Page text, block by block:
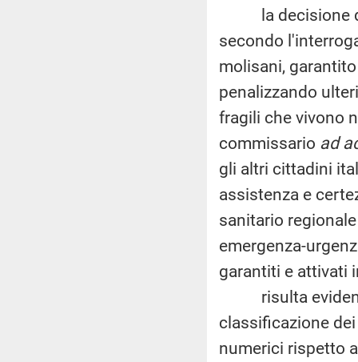
la decisione di
secondo
molisani,
penalizzando
fragili che vivono
commissario ad
gli altri cittadini
assistenza e
sanitario
emergenza-
garantiti e attivati
risulta evidente
classificazione
numerici rispetto